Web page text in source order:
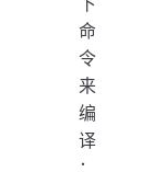
命
令
来
编
译